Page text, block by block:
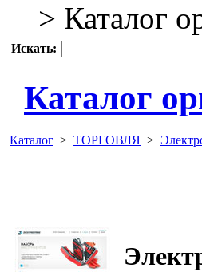
> Каталог
Искать:
Каталог
Каталог > ТОРГОВЛЯ >